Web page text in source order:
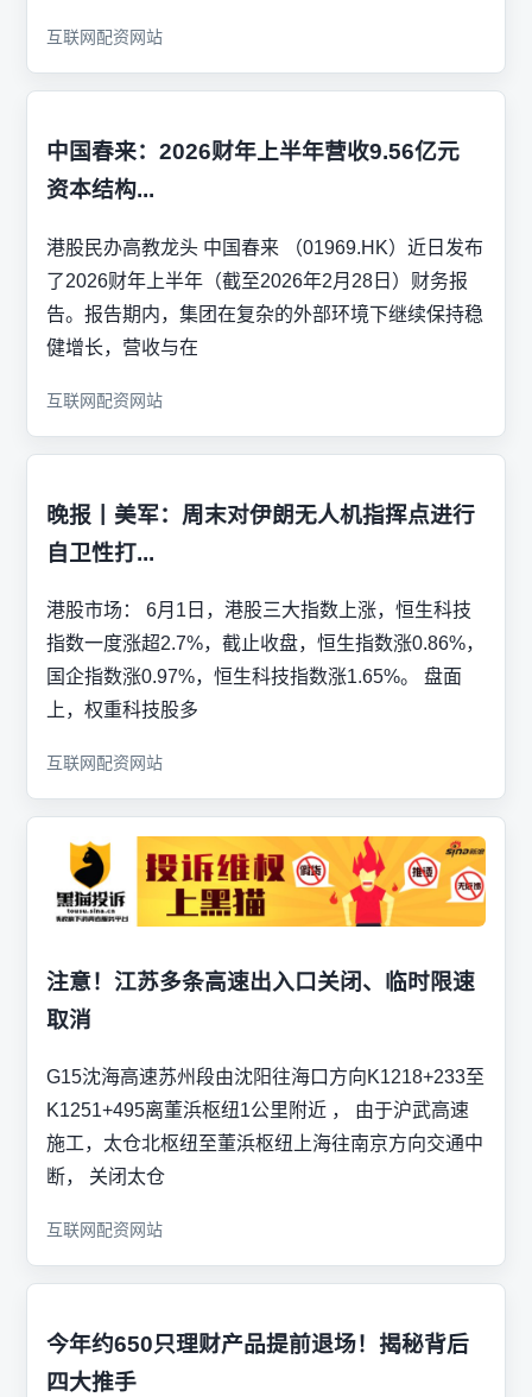
互联网配资网站
中国春来：2026财年上半年营收9.56亿元
资本结构...
港股民办高教龙头 中国春来 （01969.HK）近日发布
了2026财年上半年（截至2026年2月28日）财务报
告。报告期内，集团在复杂的外部环境下继续保持稳
健增长，营收与在
互联网配资网站
晚报丨美军：周末对伊朗无人机指挥点进行
自卫性打...
港股市场： 6月1日，港股三大指数上涨，恒生科技
指数一度涨超2.7%，截止收盘，恒生指数涨0.86%，
国企指数涨0.97%，恒生科技指数涨1.65%。 盘面
上，权重科技股多
互联网配资网站
注意！江苏多条高速出入口关闭、临时限速
取消
G15沈海高速苏州段由沈阳往海口方向K1218+233至
K1251+495离董浜枢纽1公里附近 ， 由于沪武高速
施工，太仓北枢纽至董浜枢纽上海往南京方向交通中
断， 关闭太仓
互联网配资网站
今年约650只理财产品提前退场！揭秘背后
四大推手